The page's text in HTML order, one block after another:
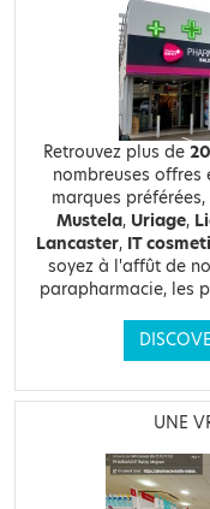
Retrouvez plus de
nombreuses
marques préférées,
Mustela, Uriage,
Lancaster, IT
soyez à l'affût de
parapharmacie, les
UNE